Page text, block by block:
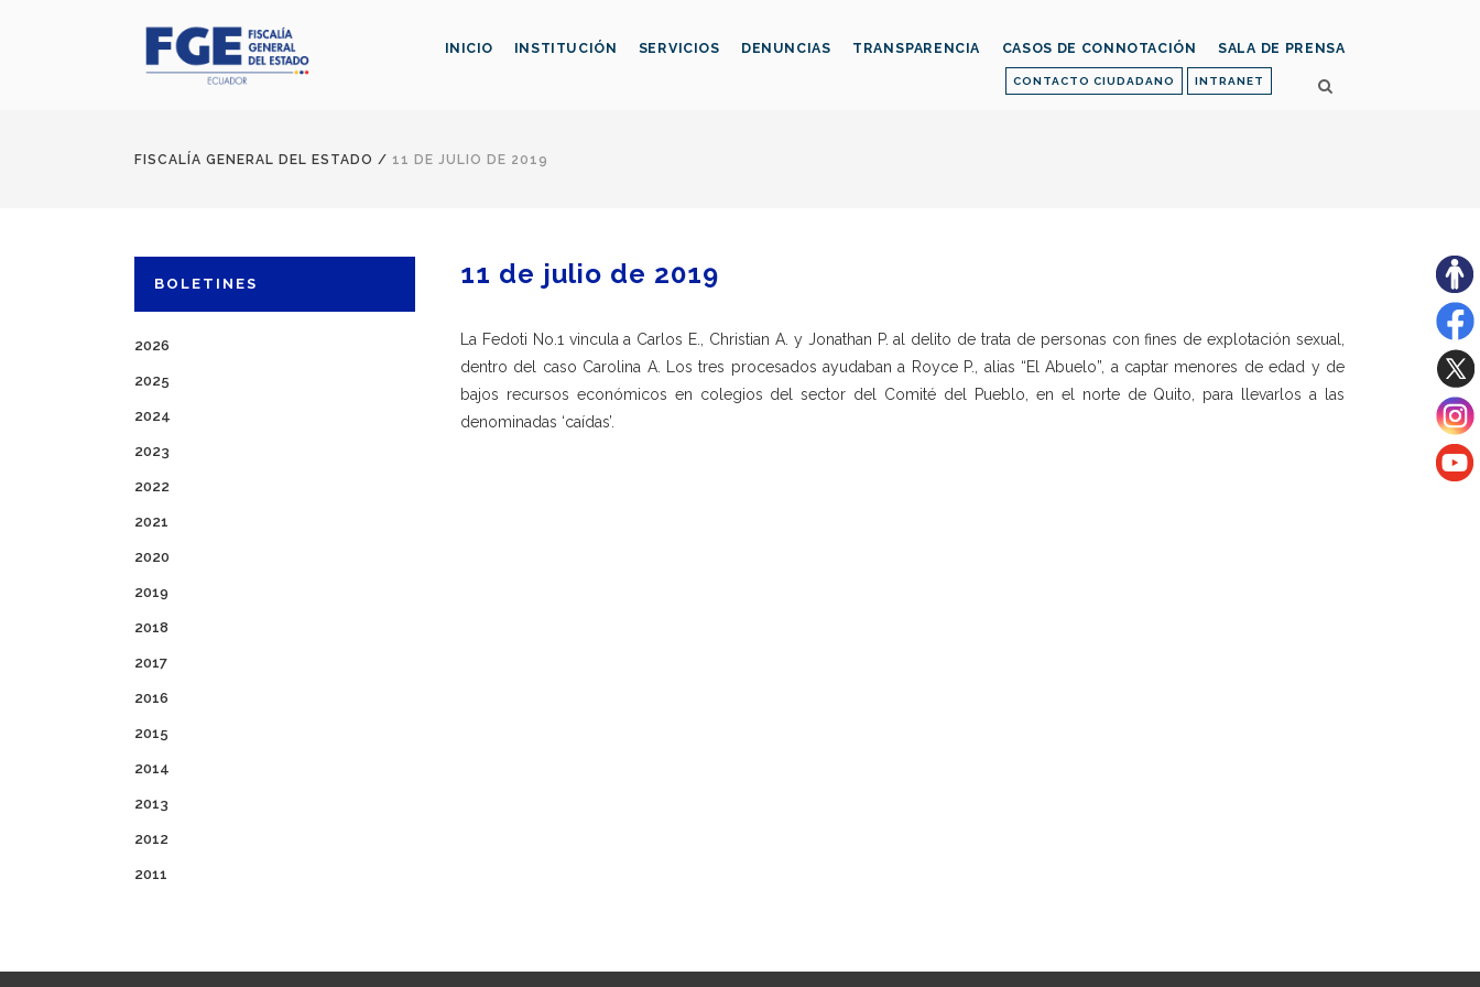
CONTACTO CIUDADANO INTRANET
INICIO INSTITUCIÓN SERVICIOS DENUNCIAS TRANSPARENCIA CASOS DE CONNOTACIÓN SALA DE PRENSA
FISCALÍA GENERAL DEL ESTADO / 11 DE JULIO DE 2019
BOLETINES
2026
2025
2024
2023
2022
2021
2020
2019
2018
2017
2016
2015
2014
2013
2012
2011
11 de julio de 2019
La Fedoti No.1 vincula a Carlos E., Christian A. y Jonathan P. al delito de trata de personas con fines de explotación sexual,
dentro del caso Carolina A. Los tres procesados ayudaban a Royce P., alias “El Abuelo”, a captar menores de edad y de
bajos recursos económicos en colegios del sector del Comité del Pueblo, en el norte de Quito, para llevarlos a las
denominadas ‘caídas’.